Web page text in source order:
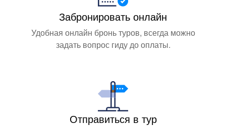
Забронировать онлайн
Удобная онлайн бронь туров, всегда можно
задать вопрос гиду до оплаты.
Отправиться в тур